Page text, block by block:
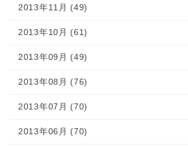
2013年11月 (49)
2013年10月 (61)
2013年09月 (49)
2013年08月 (76)
2013年07月 (70)
2013年06月 (70)